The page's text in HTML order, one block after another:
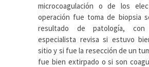
microcoagulación o de los
operación fue toma de biopsia
resultado de patología,
especialista revisa si estuvo
sitio y si fue la resección de un
fue bien extirpado o si son